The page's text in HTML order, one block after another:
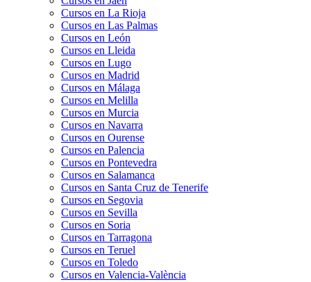
Cursos en La Rioja
Cursos en Las Palmas
Cursos en León
Cursos en Lleida
Cursos en Lugo
Cursos en Madrid
Cursos en Málaga
Cursos en Melilla
Cursos en Murcia
Cursos en Navarra
Cursos en Ourense
Cursos en Palencia
Cursos en Pontevedra
Cursos en Salamanca
Cursos en Santa Cruz de Tenerife
Cursos en Segovia
Cursos en Sevilla
Cursos en Soria
Cursos en Tarragona
Cursos en Teruel
Cursos en Toledo
Cursos en Valencia-València